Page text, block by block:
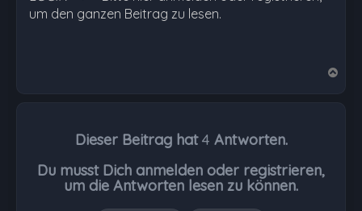
um den ganzen Beitrag zu lesen.
Dieser Beitrag hat4 Antworten.
Du musst Dich anmelden oder registrieren,
um die Antworten lesen zu können.